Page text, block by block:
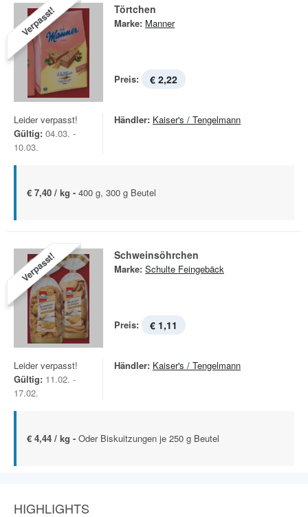
Verpasst! Törtchen
Marke: Manner
Preis: € 2,22
Leider verpasst!
Gültig: 04.03. -
10.03.
Händler: Kaiser's / Tengelmann
€ 7,40 / kg - 400 g, 300 g Beutel
Verpasst! Schweinsöhrchen
Marke: Schulte Feingebäck
Preis: € 1,11
Leider verpasst!
Gültig: 11.02. -
17.02.
Händler: Kaiser's / Tengelmann
€ 4,44 / kg - Oder Biskuitzungen je 250 g Beutel
HIGHLIGHTS